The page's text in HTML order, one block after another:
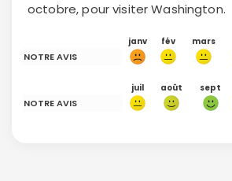
octobre, pour visiter Washington.
janv fév mars
NOTRE AVIS
juil août sept
NOTRE AVIS